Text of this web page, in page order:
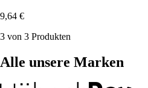
9,64 €
3 von 3 Produkten
Alle unsere Marken